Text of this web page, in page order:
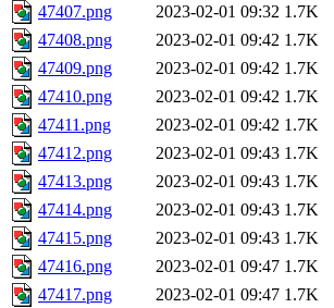
47407.png
2023-02-01 09:32 1.7K
47408.png
2023-02-01 09:42 1.7K
47409.png
2023-02-01 09:42 1.7K
47410.png
2023-02-01 09:42 1.7K
47411.png
2023-02-01 09:42 1.7K
47412.png
2023-02-01 09:43 1.7K
47413.png
2023-02-01 09:43 1.7K
47414.png
2023-02-01 09:43 1.7K
47415.png
2023-02-01 09:43 1.7K
47416.png
2023-02-01 09:47 1.7K
47417.png
2023-02-01 09:47 1.7K